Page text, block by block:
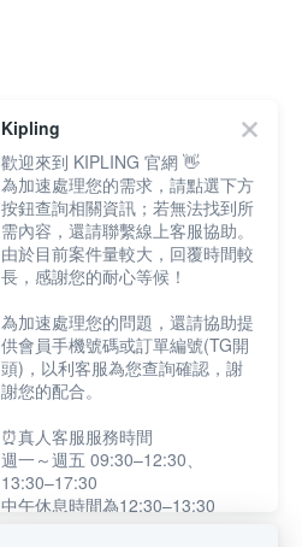
Kipling
歡迎來到 KIPLING 官網 👋
為加速處理您的需求，請點選下方
按鈕查詢相關資訊；若無法找到所
需內容，還請聯繫線上客服協助。
由於目前案件量較大，回覆時間較
長，感謝您的耐心等候！
為加速處理您的問題，還請協助提
供會員手機號碼或訂單編號(TG開
頭)，以利客服為您查詢確認，謝
謝您的配合。
⏰真人客服服務時間
週一～週五 09:30–12:30、
13:30–17:30
中午休息時間為12:30–13:30